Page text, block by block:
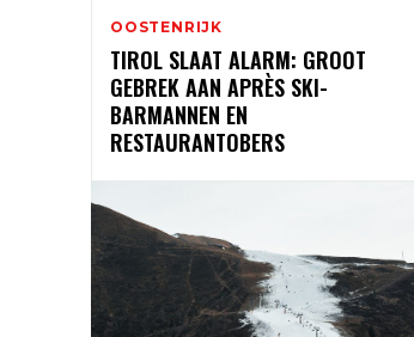
OOSTENRIJK
TIROL SLAAT ALARM: GROOT
GEBREK AAN APRÈS SKI-
BARMANNEN EN
RESTAURANTOBERS